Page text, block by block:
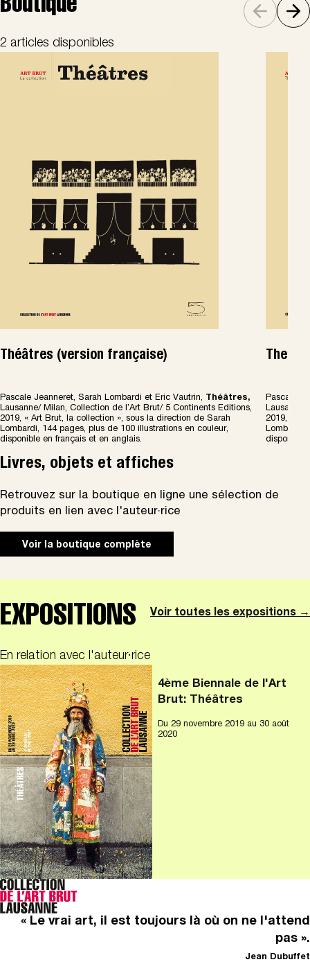
2 articles disponibles
Théâtres (version française)
Pascale Jeanneret, Sarah Lombardi et Eric Vautrin, Théâtres,
Lausanne/ Milan, Collection de l’Art Brut/ 5 Continents Editions,
2019, « Art Brut, la collection », sous la direction de Sarah
Lombardi, 144 pages, plus de 100 illustrations en couleur,
disponible en français et en anglais.
Pascale
2019, «
Lombardi,
disponible
Livres, objets et affiches
Retrouvez sur la boutique en ligne une sélection de
produits en lien avec l'auteur·rice
Voir la boutique complète
EXPOSITIONS Voir toutes les expositions →
En relation avec l'auteur·rice
4ème Biennale de l'Art
Brut: Théâtres
Du 29 novembre 2019 au 30 août
2020
« Le vrai art, il est toujours là où on ne l'attend
pas ».
Jean Dubuffet